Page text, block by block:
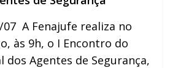
07 A Fenajufe realiza no
às 9h, o I Encontro do
dos Agentes de Segurança,